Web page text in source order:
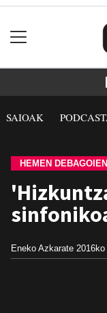
SAIOAK
HEMEN
Eneko Azkarate